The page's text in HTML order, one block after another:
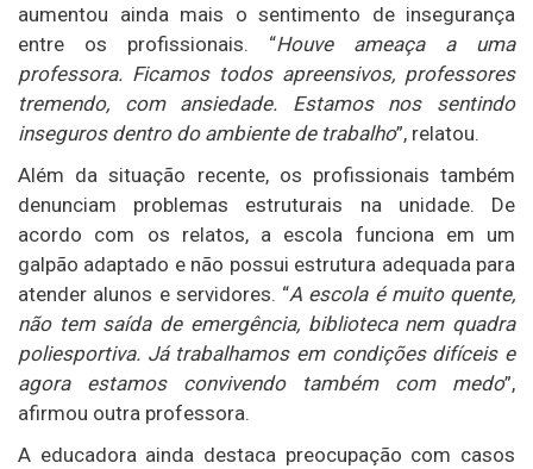
aumentou ainda mais o sentimento de insegurança
entre os profissionais. “Houve ameaça a uma
professora. Ficamos todos apreensivos, professores
tremendo, com ansiedade. Estamos nos sentindo
inseguros dentro do ambiente de trabalho”, relatou.
Além da situação recente, os profissionais também
denunciam problemas estruturais na unidade. De
acordo com os relatos, a escola funciona em um
galpão adaptado e não possui estrutura adequada para
atender alunos e servidores. “A escola é muito quente,
não tem saída de emergência, biblioteca nem quadra
poliesportiva. Já trabalhamos em condições difíceis e
agora estamos convivendo também com medo”,
afirmou outra professora.
A educadora ainda destaca preocupação com casos